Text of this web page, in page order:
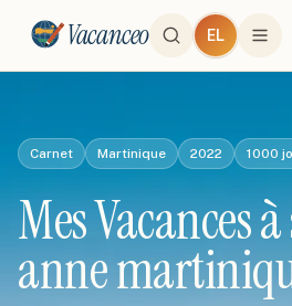
Vacanceo EL
Carnet Martinique 2022 1000
Mes Vacances
anne